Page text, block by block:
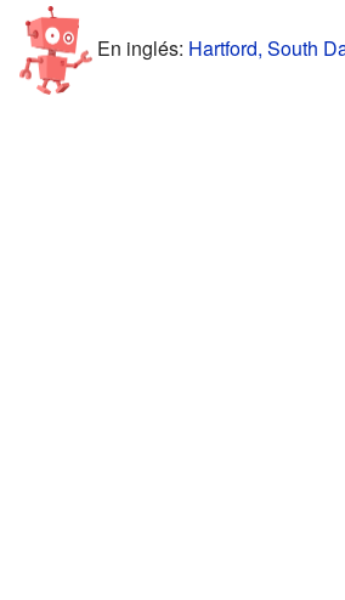
En inglés: Hartford, South